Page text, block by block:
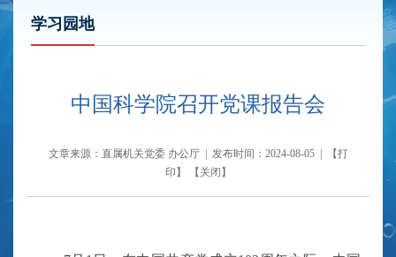
学习园地
中国科学院召开党课报告会
文章来源：直属机关党委 办公厅 | 发布时间：2024-08-05 | 【打
印 】 【 关闭 】